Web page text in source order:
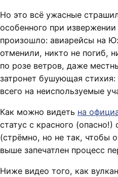
Но это всё ужасные
особенного при
произошло: авиарейсы на
отменили, никто не погиб,
по розе ветров, даже
затронет бушующая стихия:
всего на неиспользуемые
Как можно видеть на
статус с красного
(стрёмно, но не так, чтобы
выше запечатлен процесс
Ниже видео того, как